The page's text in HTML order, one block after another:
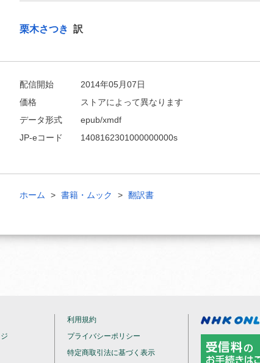
栗木さつき 訳
配信開始
2014年05月07日
価格
ストアによって異なります
データ形式
epub/xmdf
JP-eコード
1408162301000000000s
ホーム 書籍・ムック 翻訳書
利用規約
プライバシーポリシー
特定商取引法に基づく表示